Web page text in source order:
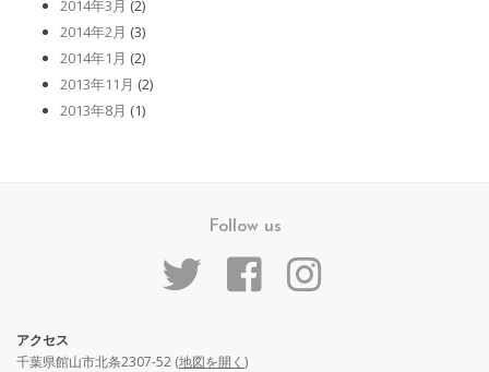
2014年3月 (2)
2014年2月 (3)
2014年1月 (2)
2013年11月 (2)
2013年8月 (1)
Follow us
アクセス
千葉県館山市北条2307-52 (地図を開く )